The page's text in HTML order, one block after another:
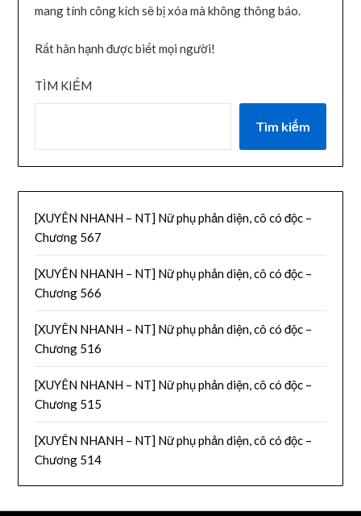
mang tính công kích sẽ bị xóa mà không thông báo.
Rất hân hạnh được biết mọi người!
TÌM KIẾM
Tìm kiếm
[XUYÊN NHANH – NT] Nữ phụ phản diện, cô có độc –
Chương 567
[XUYÊN NHANH – NT] Nữ phụ phản diện, cô có độc –
Chương 566
[XUYÊN NHANH – NT] Nữ phụ phản diện, cô có độc –
Chương 516
[XUYÊN NHANH – NT] Nữ phụ phản diện, cô có độc –
Chương 515
[XUYÊN NHANH – NT] Nữ phụ phản diện, cô có độc –
Chương 514